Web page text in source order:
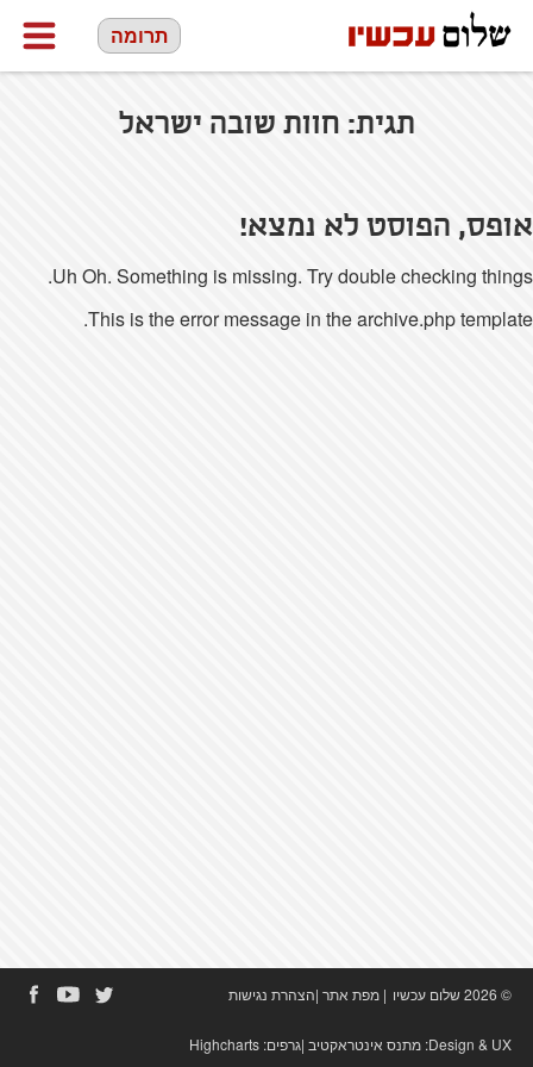
תרומה
תגית: חוות שובה ישראל
אופס, הפוסט לא נמצא!
Uh Oh. Something is missing. Try double checking things.
This is the error message in the archive.php template.
© 2026 שלום עכשיו | מפת אתר|הצהרת נגישות
Design & UX: מתנס אינטראקטיב|גרפים: Highcharts